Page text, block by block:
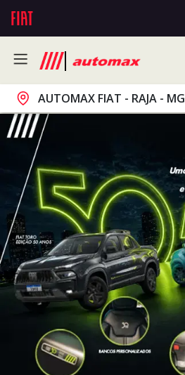
AUTOMAX FIAT - RAJA - MG